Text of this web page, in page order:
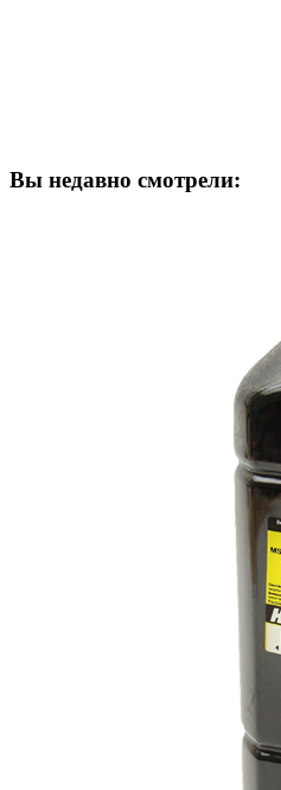
Вы недавно смотрели: